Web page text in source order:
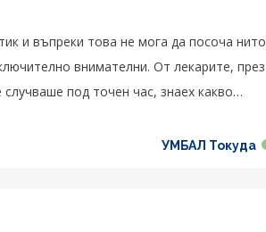
и въпреки това не мога да посоча нито
внимателни. От лекарите, през
под точен час, знаех какво
близки. Изключително кадърни хора,
се много бързо и съм
УМБАЛ Токуда